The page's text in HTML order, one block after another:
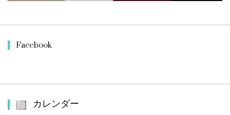
Facebook
カレンダー